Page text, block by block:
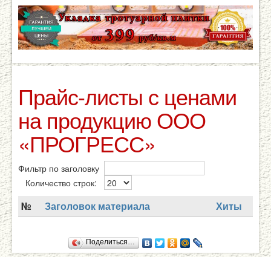
Прайс-листы с ценами
на продукцию ООО
«ПРОГРЕСС»
Фильтр по заголовку
Количество строк:
№ Заголовок материала Хиты
Поделиться…